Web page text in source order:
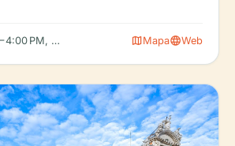
4:00 PM, 7:00 – 10:30 PM, Tuesday: 12:30 –
mapMapalanguageWeb